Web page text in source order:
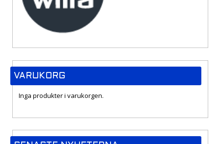
VARUKORG
Inga produkter i varukorgen.